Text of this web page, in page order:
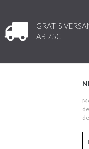
GRATIS
AB 75€